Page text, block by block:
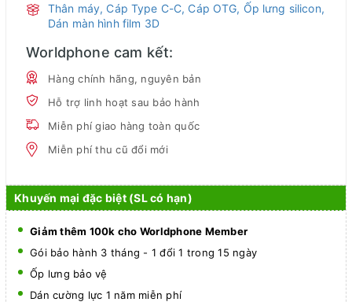
Thân máy, Cáp Type C-C, Cáp OTG, Ốp lưng silicon,
Dán màn hình film 3D
Worldphone cam kết:
Hàng chính hãng, nguyên bản
Hỗ trợ linh hoạt sau bảo hành
Miễn phí giao hàng toàn quốc
Miễn phí thu cũ đổi mới
Khuyến mại đặc biệt (SL có hạn)
Giảm thêm 100k cho Worldphone Member
Gói bảo hành 3 tháng - 1 đổi 1 trong 15 ngày
Ốp lưng bảo vệ
Dán cường lực 1 năm miễn phí